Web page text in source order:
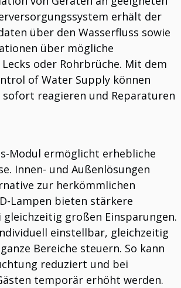
erhält der
über den Wasserfluss sowie
über mögliche
oder Rohrbrüche. Mit dem
of Water Supply können
reagieren und Reparaturen
Modul ermöglicht erhebliche
Innen- und Außenlösungen
zur herkömmlichen
Lampen bieten stärkere
gleichzeitig großen Einsparungen.
einstellbar, gleichzeitig
Bereiche steuern. So kann
reduziert und bei
temporär erhöht werden.